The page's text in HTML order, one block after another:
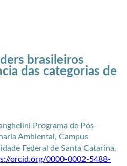
brasileiros
das categorias de
Programa de Pós-
Ambiental, Campus
Federal de Santa Catarina,
orcid.org/0000-0002-5488-